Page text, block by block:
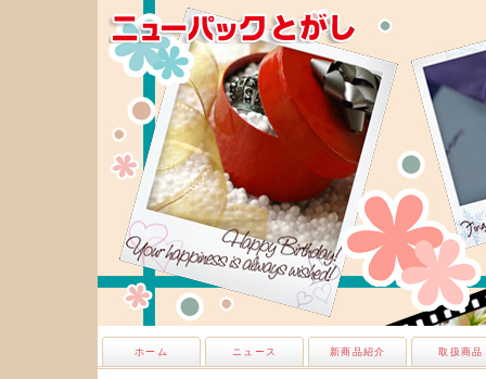
ホーム ニュース 新商品紹介 取扱商品